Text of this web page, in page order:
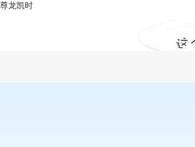
人防工程监理公司-尊龙凯时
尊龙凯时